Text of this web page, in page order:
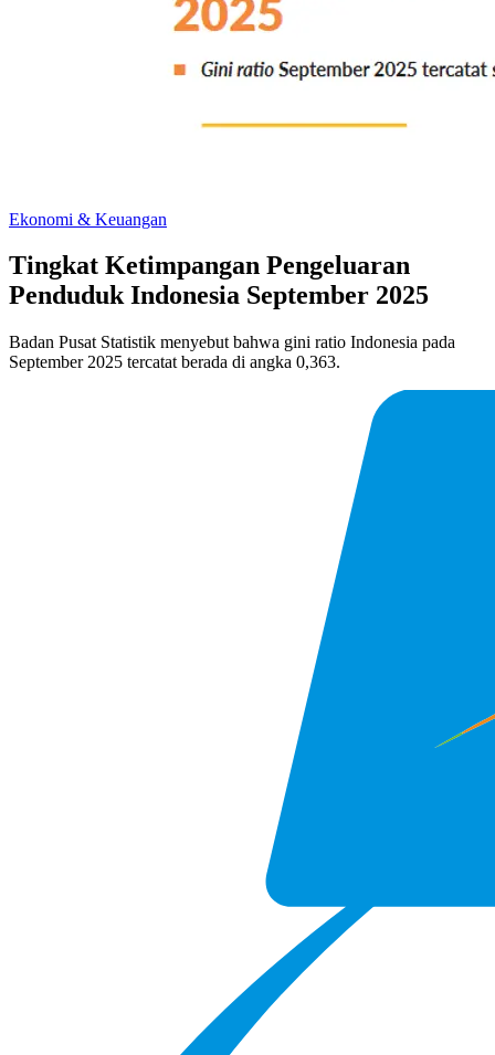
Ekonomi & Keuangan
Tingkat Ketimpangan Pengeluaran
Penduduk Indonesia September 2025
Badan Pusat Statistik menyebut bahwa gini ratio Indonesia pada
September 2025 tercatat berada di angka 0,363.